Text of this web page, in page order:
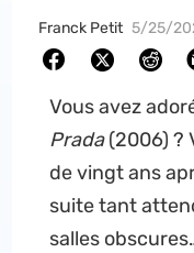
Franck Petit 5/25/
Vous avez
Prada(2006) ?
de vingt ans
suite tant
salles